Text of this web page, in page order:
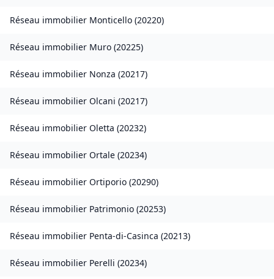
Réseau immobilier Monticello (20220)
Réseau immobilier Muro (20225)
Réseau immobilier Nonza (20217)
Réseau immobilier Olcani (20217)
Réseau immobilier Oletta (20232)
Réseau immobilier Ortale (20234)
Réseau immobilier Ortiporio (20290)
Réseau immobilier Patrimonio (20253)
Réseau immobilier Penta-di-Casinca (20213)
Réseau immobilier Perelli (20234)